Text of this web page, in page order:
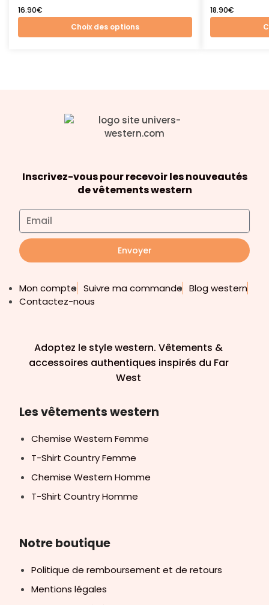
16.90€
Choix des options
18.90€
Inscrivez-vous pour recevoir les nouveautés
de vêtements western
Envoyer
Mon compte Suivre ma commande Blog western
Contactez-nous
Adoptez le style western. Vêtements &
accessoires authentiques inspirés du Far
West
Les vêtements western
Chemise Western Femme
T-Shirt Country Femme
Chemise Western Homme
T-Shirt Country Homme
Notre boutique
Politique de remboursement et de retours
Mentions légales